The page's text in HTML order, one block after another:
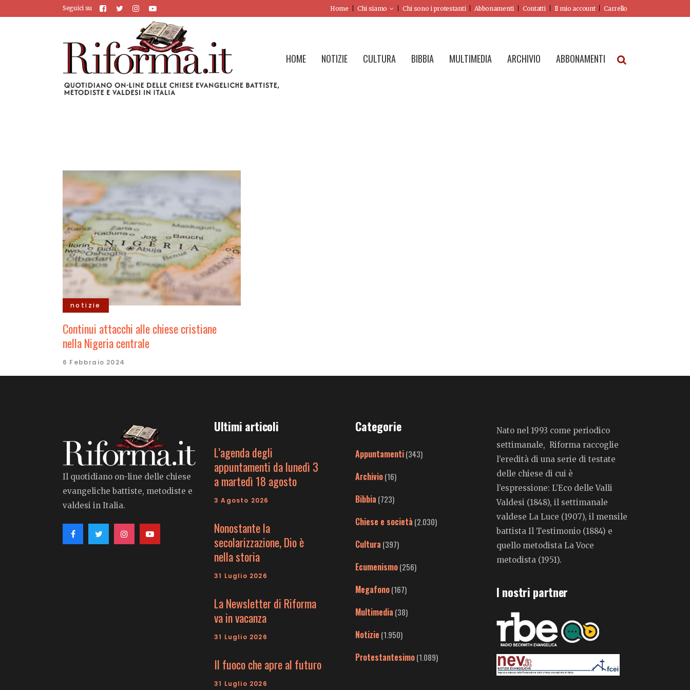
Seguici su Home Chi siamo Chi sono i protestanti Abbonamenti Contatti Il mio account Carrello
HOME NOTIZIE CULTURA BIBBIA MULTIMEDIA ARCHIVIO ABBONAMENTI
notizie
Continui attacchi alle chiese cristiane
nella Nigeria centrale
6 Febbraio 2024
Il quotidiano on-line delle chiese
evangeliche battiste, metodiste e
valdesi in Italia.
Ultimi articoli
L’agenda degli
appuntamenti da lunedì 3
a martedì 18 agosto
3 Agosto 2026
Nonostante la
secolarizzazione, Dio è
nella storia
31 Luglio 2026
La Newsletter di Riforma
va in vacanza
31 Luglio 2026
Il fuoco che apre al futuro
31 Luglio 2026
Categorie
Appuntamenti(343)
Archivio(16)
Bibbia (723)
Chiese e società (2.030)
Cultura (397)
Ecumenismo(256)
Megafono(167)
Multimedia (38)
Notizie (1.950)
Protestantesimo(1.089)
Nato nel 1993 come periodico
settimanale, Riforma raccoglie
l’eredità di una serie di testate
delle chiese di cui è
l’espressione: L’Eco delle Valli
Valdesi (1848), il settimanale
valdese La Luce (1907), il mensile
battista Il Testimonio (1884) e
quello metodista La Voce
metodista (1951).
I nostri partner